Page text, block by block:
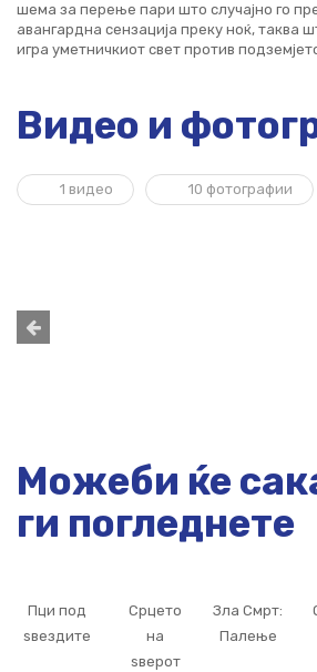
шема за перење пари што случајно го
авангардна сензација преку ноќ, таква
игра уметничкиот свет против
Видео и
1 видео 10 фотографии
Можеби ќе
ги погледнете
Пци под
ѕвездите
Срцето
на
ѕверот
Зла Смрт:
Палење